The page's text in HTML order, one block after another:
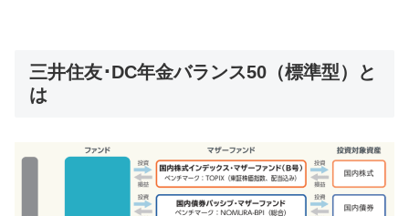
三井住友･DC年金バランス50（標準型）と
は